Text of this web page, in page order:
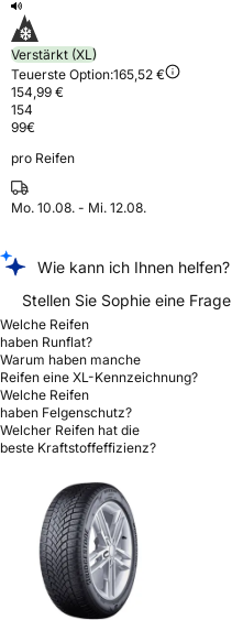
Verstärkt (XL)
Teuerste Option:165,52 €
154,99 €
154
99€
pro Reifen
Mo. 10.08. - Mi. 12.08.
Wie kann ich Ihnen helfen?
Stellen Sie Sophie eine Frage
Welche Reifen
haben Runflat?
Warum haben manche
Reifen eine XL-Kennzeichnung?
Welche Reifen
haben Felgenschutz?
Welcher Reifen hat die
beste Kraftstoffeffizienz?